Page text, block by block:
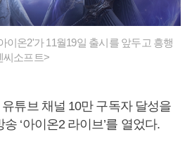
이온2'가 11월19일 출시를 앞두고 흥행
씨소프트>
튜브 채널 10만 구독자 달성을
‘아이온2 라이브’를 열었다.